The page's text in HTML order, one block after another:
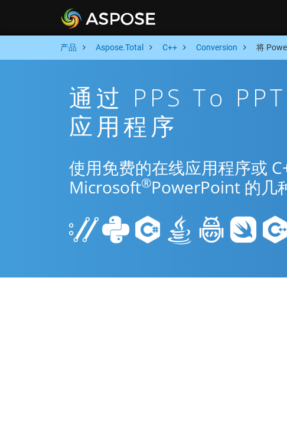
产品 Aspose.Total C++ Conversion 将
通过 PPS To
应用程序
使用免费的在线应用程序或
Microsoft®PowerPoint 的几